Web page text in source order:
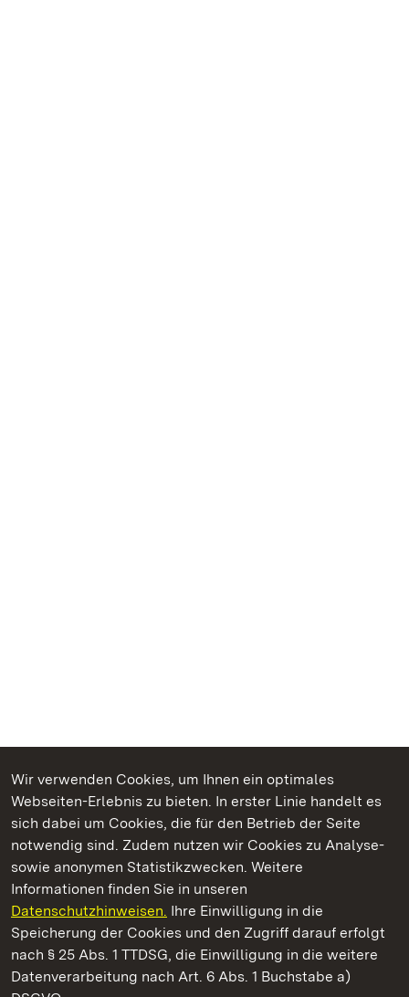
Wir verwenden Cookies, um Ihnen ein optimales
Webseiten-Erlebnis zu bieten. In erster Linie handelt es
sich dabei um Cookies, die für den Betrieb der Seite
notwendig sind. Zudem nutzen wir Cookies zu Analyse-
sowie anonymen Statistikzwecken. Weitere
Informationen finden Sie in unseren
Datenschutzhinweisen. Ihre Einwilligung in die
Speicherung der Cookies und den Zugriff darauf erfolgt
nach § 25 Abs. 1 TTDSG, die Einwilligung in die weitere
Datenverarbeitung nach Art. 6 Abs. 1 Buchstabe a)
Kommen. Staunen. Genießen.
Staatliche Schlösser und Gärten Baden‑Württemberg
Staatliche Schlösser und Gärten Baden-Württemberg